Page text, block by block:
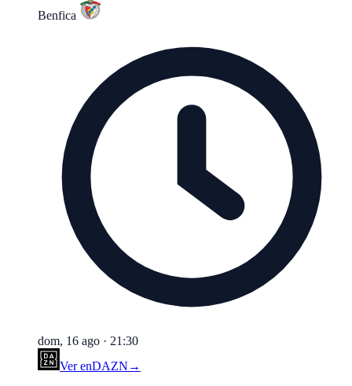
Benfica
dom, 16 ago · 21:30
Ver enDAZN →